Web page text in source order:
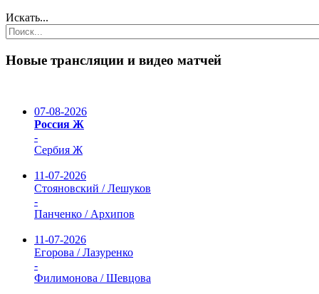
Искать...
Новые трансляции и видео матчей
07-08-2026
Россия Ж
-
Сербия Ж
11-07-2026
Стояновский / Лешуков
-
Панченко / Архипов
11-07-2026
Егорова / Лазуренко
-
Филимонова / Шевцова